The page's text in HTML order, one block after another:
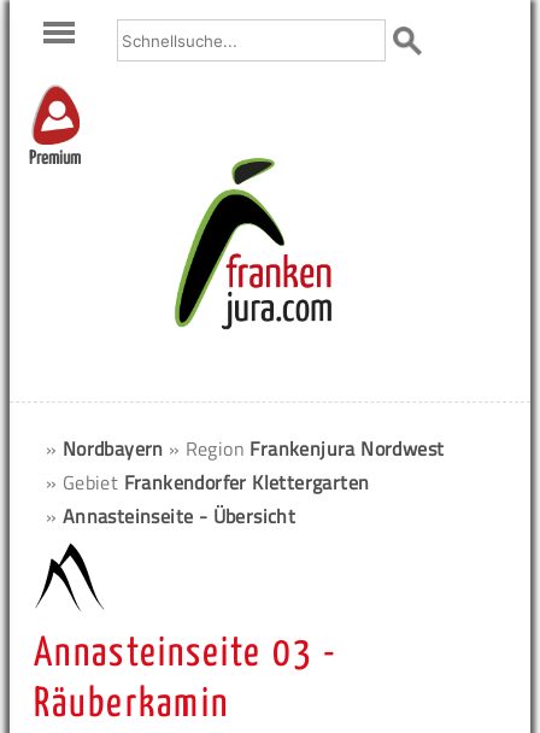
Premium
» Nordbayern » Region Frankenjura Nordwest
» Gebiet Frankendorfer Klettergarten
» Annasteinseite - Übersicht
Annasteinseite 03 -
Räuberkamin